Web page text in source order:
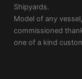
Shipyards.
Model of any
commissioned
one of a kind